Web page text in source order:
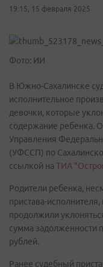
19:15, 15 февраля 2025
Фото: ИИ
В Южно-Сахалинске
исполнительное
девочки, которые
содержание ребенка.
Управления
(УФССП) по
ссылкой на ТИА
Родители ребенка,
пристава-
продолжили
сумма задолженности
рублей.
Ранее судебный